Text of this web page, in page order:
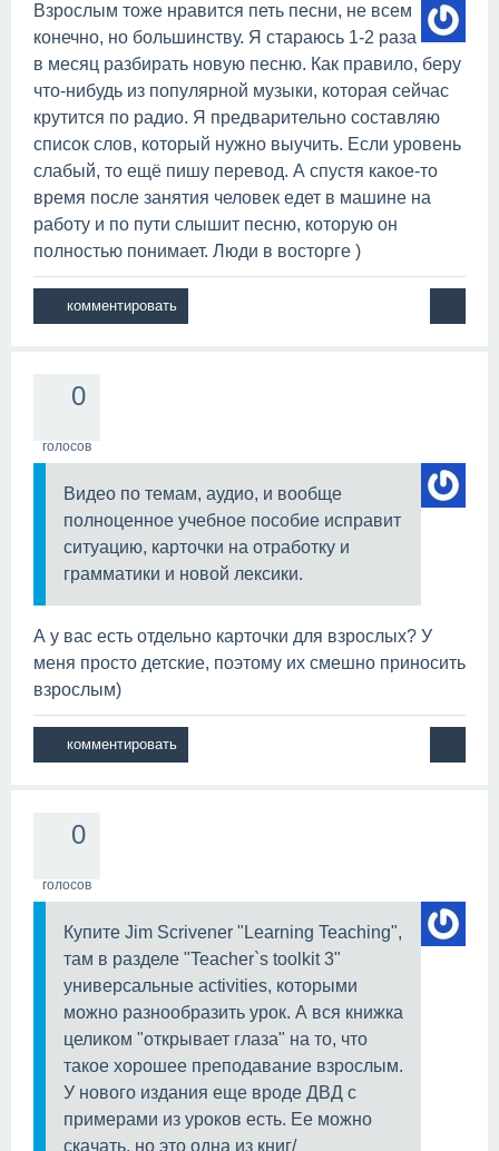
Взрослым тоже нравится петь песни, не всем
конечно, но большинству. Я стараюсь 1-2 раза
в месяц разбирать новую песню. Как правило, беру
что-нибудь из популярной музыки, которая сейчас
крутится по радио. Я предварительно составляю
список слов, который нужно выучить. Если уровень
слабый, то ещё пишу перевод. А спустя какое-то
время после занятия человек едет в машине на
работу и по пути слышит песню, которую он
полностью понимает. Люди в восторге )
0
голосов
Видео по темам, аудио, и вообще
полноценное учебное пособие исправит
ситуацию, карточки на отработку и
грамматики и новой лексики.
А у вас есть отдельно карточки для взрослых? У
меня просто детские, поэтому их смешно приносить
взрослым)
0
голосов
Купите Jim Scrivener "Learning Teaching",
там в разделе "Teacher`s toolkit 3"
универсальные activities, которыми
можно разнообразить урок. А вся книжка
целиком "открывает глаза" на то, что
такое хорошее преподавание взрослым.
У нового издания еще вроде ДВД с
примерами из уроков есть. Ее можно
скачать, но это одна из книг/